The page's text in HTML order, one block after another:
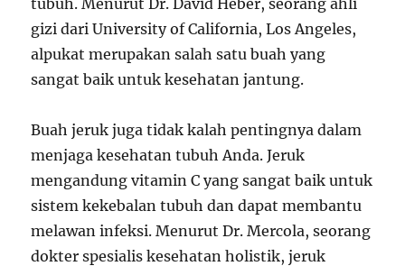
tubuh. Menurut Dr. David Heber, seorang ahli
gizi dari University of California, Los Angeles,
alpukat merupakan salah satu buah yang
sangat baik untuk kesehatan jantung.
Buah jeruk juga tidak kalah pentingnya dalam
menjaga kesehatan tubuh Anda. Jeruk
mengandung vitamin C yang sangat baik untuk
sistem kekebalan tubuh dan dapat membantu
melawan infeksi. Menurut Dr. Mercola, seorang
dokter spesialis kesehatan holistik, jeruk